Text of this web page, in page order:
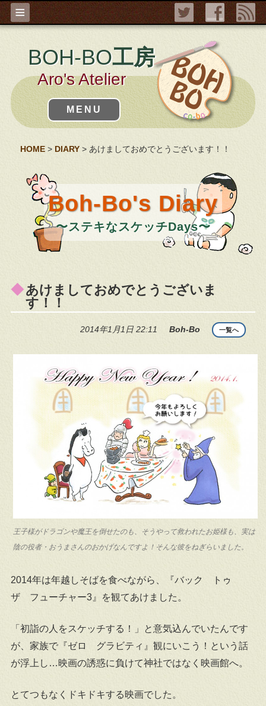
BOH-BO工房
Aro's Atelier
MENU
≡
HOME> DIARY> あけましておめでとうございます！！
Boh-Bo's Diary
〜ステキなスケッチDays〜
あけましておめでとうございま
す！！
2014年1月1日 22:11 Boh-Bo 一覧へ
王子様がドラゴンや魔王を倒せたのも、そうやって救われたお姫様も、実は
陰の役者・おうまさんのおかげなんですよ！そんな彼をねぎらいました。
2014年は年越しそばを食べながら、『バック トゥ
ザ フューチャー3』を観てあけました。
「初詣の人をスケッチする！」と意気込んでいたんです
が、家族で『ゼロ グラビティ』観にいこう！という話
が浮上し…映画の誘惑に負けて神社ではなく映画館へ。
とてつもなくドキドキする映画でした。